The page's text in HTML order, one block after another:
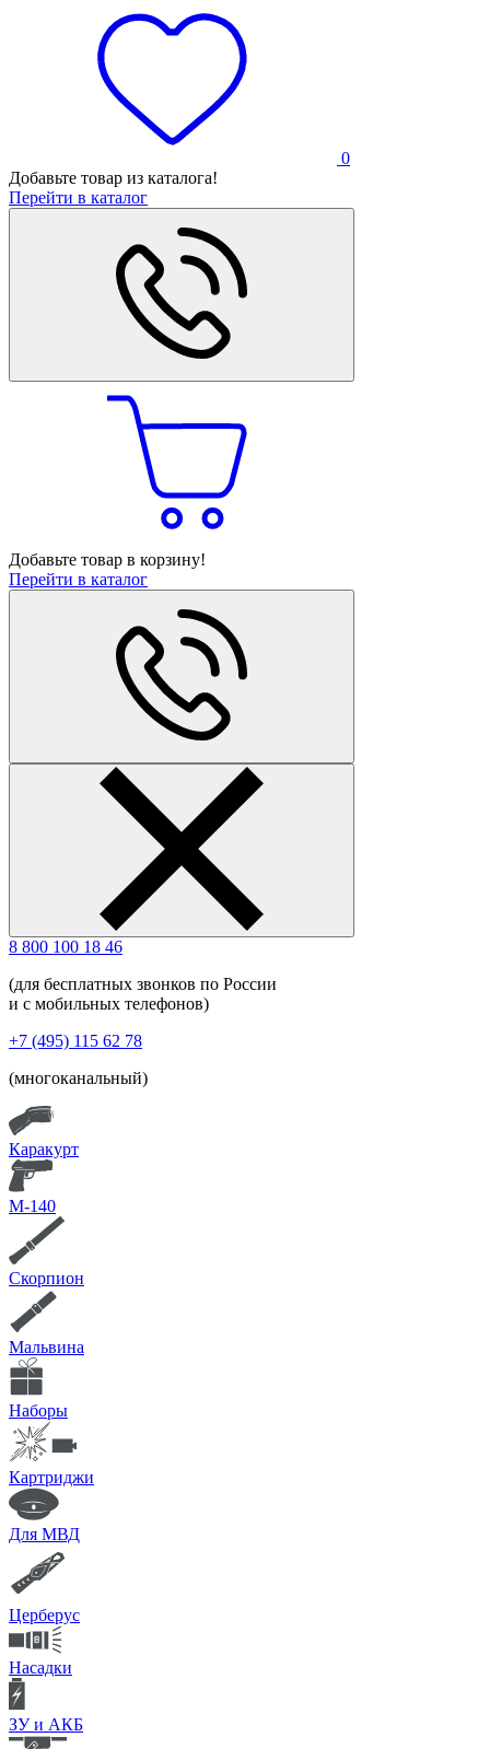
0
Добавьте товар из каталога!
Перейти в каталог
Добавьте товар в корзину!
Перейти в каталог
8 800 100 18 46
(для бесплатных звонков по России
и с мобильных телефонов)
+7 (495) 115 62 78
(многоканальный)
Каракурт
М-140
Скорпион
Мальвина
Наборы
Картриджи
Для МВД
Церберус
Насадки
ЗУ и АКБ